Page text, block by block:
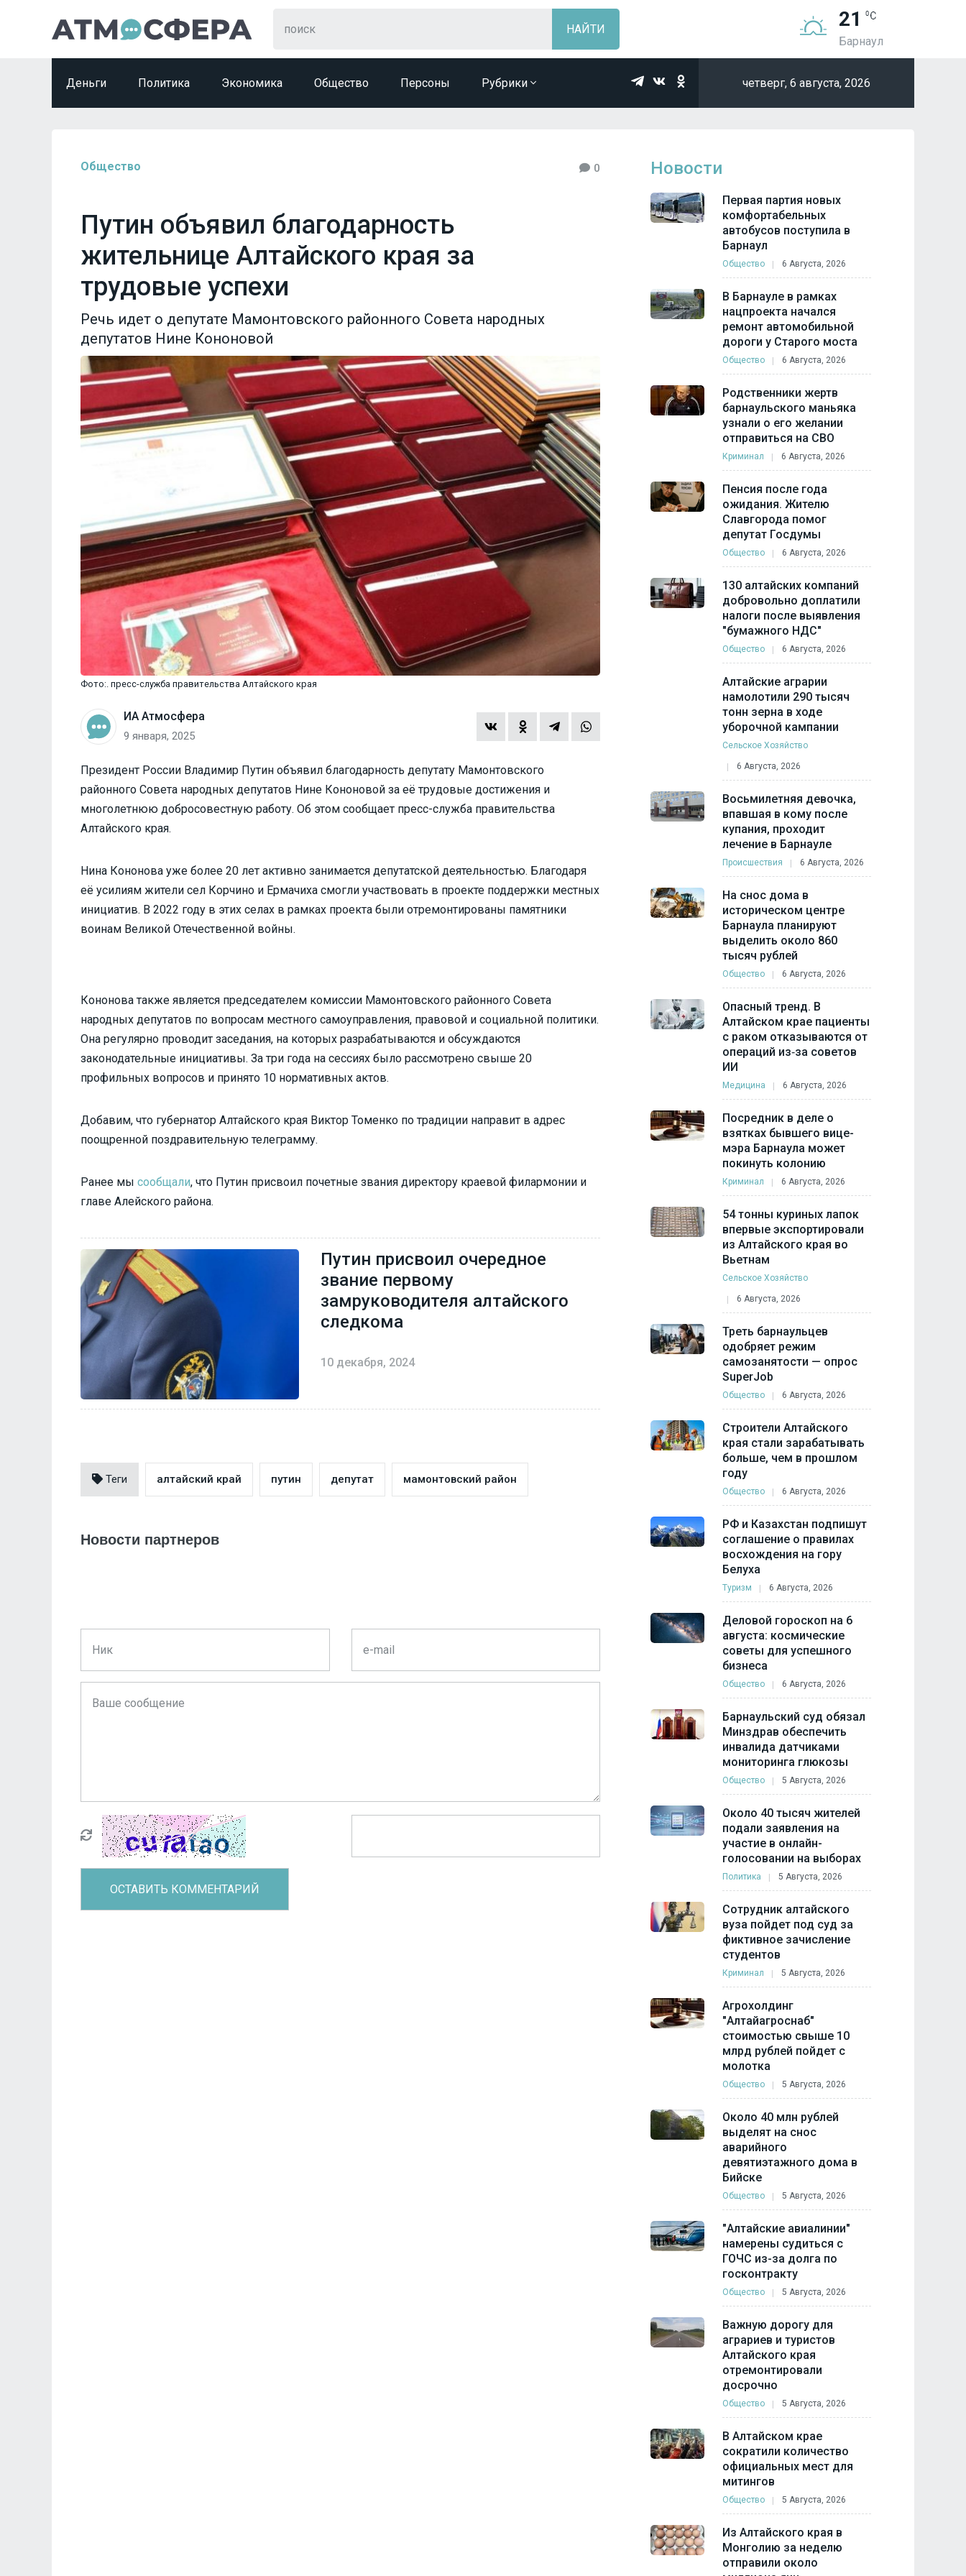
21
Барнаул
Деньги Политика Экономика Общество Персоны Рубрики четверг, 6 августа, 2026
Общество 0
Путин объявил благодарность
жительнице Алтайского края за
трудовые успехи
Речь идет о депутате Мамонтовского районного Совета народных
депутатов Нине Кононовой
Фото:. пресс-служба правительства Алтайского края
ИА Атмосфера
9 января, 2025
Президент России Владимир Путин объявил благодарность депутату Мамонтовского
районного Совета народных депутатов Нине Кононовой за её трудовые достижения и
многолетнюю добросовестную работу. Об этом сообщает пресс-служба правительства
Алтайского края.
Нина Кононова уже более 20 лет активно занимается депутатской деятельностью. Благодаря
её усилиям жители сел Корчино и Ермачиха смогли участвовать в проекте поддержки местных
инициатив. В 2022 году в этих селах в рамках проекта были отремонтированы памятники
воинам Великой Отечественной войны.
Кононова также является председателем комиссии Мамонтовского районного Совета
народных депутатов по вопросам местного самоуправления, правовой и социальной политики.
Она регулярно проводит заседания, на которых разрабатываются и обсуждаются
законодательные инициативы. За три года на сессиях было рассмотрено свыше 20
профильных вопросов и принято 10 нормативных актов.
Добавим, что губернатор Алтайского края Виктор Томенко по традиции направит в адрес
поощренной поздравительную телеграмму.
Ранее мы сообщали, что Путин присвоил почетные звания директору краевой филармонии и
главе Алейского района.
Путин присвоил очередное
звание первому
замруководителя алтайского
следкома
10 декабря, 2024
Теги алтайский край путин депутат мамонтовский район
Новости партнеров
Новости
Первая партия новых
комфортабельных
автобусов поступила в
Барнаул
Общество 6 Августа, 2026
В Барнауле в рамках
нацпроекта начался
ремонт автомобильной
дороги у Старого моста
Общество 6 Августа, 2026
Родственники жертв
барнаульского маньяка
узнали о его желании
отправиться на СВО
Криминал 6 Августа, 2026
Пенсия после года
ожидания. Жителю
Славгорода помог
депутат Госдумы
Общество 6 Августа, 2026
130 алтайских компаний
добровольно доплатили
налоги после выявления
"бумажного НДС"
Общество 6 Августа, 2026
Алтайские аграрии
намолотили 290 тысяч
тонн зерна в ходе
уборочной кампании
Сельское Хозяйство
6 Августа, 2026
Восьмилетняя девочка,
впавшая в кому после
купания, проходит
лечение в Барнауле
Происшествия 6 Августа, 2026
На снос дома в
историческом центре
Барнаула планируют
выделить около 860
тысяч рублей
Общество 6 Августа, 2026
Опасный тренд. В
Алтайском крае пациенты
с раком отказываются от
операций из‑за советов
ИИ
Медицина 6 Августа, 2026
Посредник в деле о
взятках бывшего вице-
мэра Барнаула может
покинуть колонию
Криминал 6 Августа, 2026
54 тонны куриных лапок
впервые экспортировали
из Алтайского края во
Вьетнам
Сельское Хозяйство
6 Августа, 2026
Треть барнаульцев
одобряет режим
самозанятости — опрос
SuperJob
Общество 6 Августа, 2026
Строители Алтайского
края стали зарабатывать
больше, чем в прошлом
году
Общество 6 Августа, 2026
РФ и Казахстан подпишут
соглашение о правилах
восхождения на гору
Белуха
Туризм 6 Августа, 2026
Деловой гороскоп на 6
августа: космические
советы для успешного
бизнеса
Общество 6 Августа, 2026
Барнаульский суд обязал
Минздрав обеспечить
инвалида датчиками
мониторинга глюкозы
Общество 5 Августа, 2026
Около 40 тысяч жителей
подали заявления на
участие в онлайн-
голосовании на выборах
Политика 5 Августа, 2026
Сотрудник алтайского
вуза пойдет под суд за
фиктивное зачисление
студентов
Криминал 5 Августа, 2026
Агрохолдинг
"Алтайагроснаб"
стоимостью свыше 10
млрд рублей пойдет с
молотка
Общество 5 Августа, 2026
Около 40 млн рублей
выделят на снос
аварийного
девятиэтажного дома в
Бийске
Общество 5 Августа, 2026
"Алтайские авиалинии"
намерены судиться с
ГОЧС из-за долга по
госконтракту
Общество 5 Августа, 2026
Важную дорогу для
аграриев и туристов
Алтайского края
отремонтировали
досрочно
Общество 5 Августа, 2026
В Алтайском крае
сократили количество
официальных мест для
митингов
Общество 5 Августа, 2026
Из Алтайского края в
Монголию за неделю
отправили около